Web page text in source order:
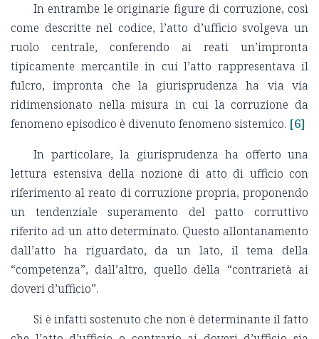
In entrambe le originarie figure di corruzione, così
come descritte nel codice, l’atto d’ufficio svolgeva un
ruolo centrale, conferendo ai reati un’impronta
tipicamente mercantile in cui l’atto rappresentava il
fulcro, impronta che la giurisprudenza ha via via
ridimensionato nella misura in cui la corruzione da
fenomeno episodico è divenuto fenomeno sistemico. [6]
In particolare, la giurisprudenza ha offerto una
lettura estensiva della nozione di atto di ufficio con
riferimento al reato di corruzione propria, proponendo
un tendenziale superamento del patto corruttivo
riferito ad un atto determinato. Questo allontanamento
dall’atto ha riguardato, da un lato, il tema della
“competenza”, dall’altro, quello della “contrarietà ai
doveri d’ufficio”.
Si è infatti sostenuto che non è determinante il fatto